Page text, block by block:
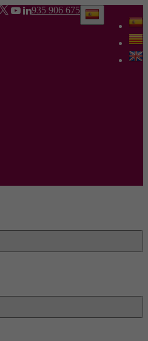
935 906 675